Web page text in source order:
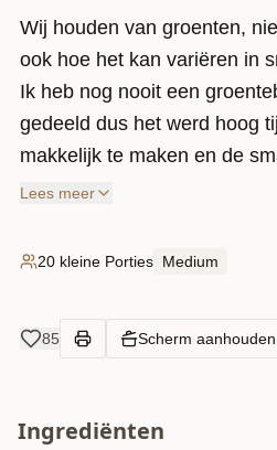
Wij houden van groenten,
ook hoe het kan variëren in
Ik heb nog nooit een
gedeeld dus het werd hoog
makkelijk te maken en de
deze groenteburger is
burger, snack of voor bij een
Lees meer
20 kleine Porties Medium
85 Scherm aanhouden
Ingrediënten